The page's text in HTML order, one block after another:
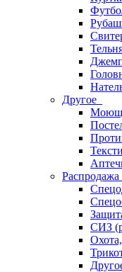
Другое
Распродажа
СИЗ